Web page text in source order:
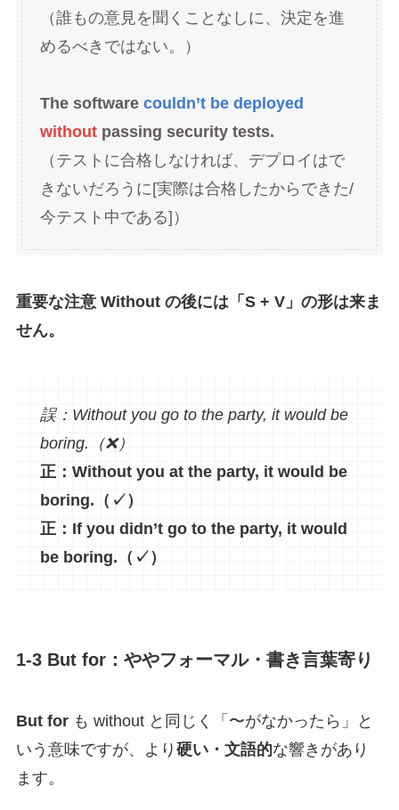
（誰もの意見を聞くことなしに、決定を進
めるべきではない。）
The software couldn’t be deployed
withoutpassing security tests.
（テストに合格しなければ、デプロイはで
きないだろうに[実際は合格したからできた/
今テスト中である]）
重要な注意 Without の後には「S + V」の形は来ま
せん。
誤：Without you go to the party, it would be
boring.（❌）
正：Without you at the party, it would be
boring.（✓）
正：If you didn’t go to the party, it would
be boring.（✓）
1-3 But for：ややフォーマル・書き言葉寄り
But forも without と同じく「〜がなかったら」と
いう意味ですが、より 硬い・文語的な響きがあり
ます。